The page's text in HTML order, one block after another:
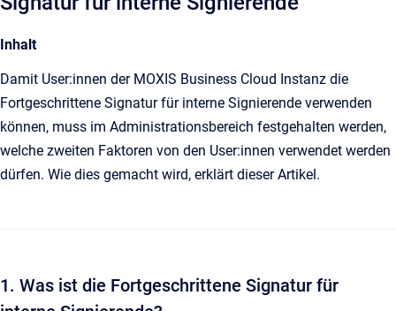
Inhalt
Damit User:innen der MOXIS Business Cloud Instanz die
Fortgeschrittene Signatur für interne Signierende verwenden
können, muss im Administrationsbereich festgehalten werden,
welche zweiten Faktoren von den User:innen verwendet werden
dürfen. Wie dies gemacht wird, erklärt dieser Artikel.
1. Was ist die Fortgeschrittene Signatur für